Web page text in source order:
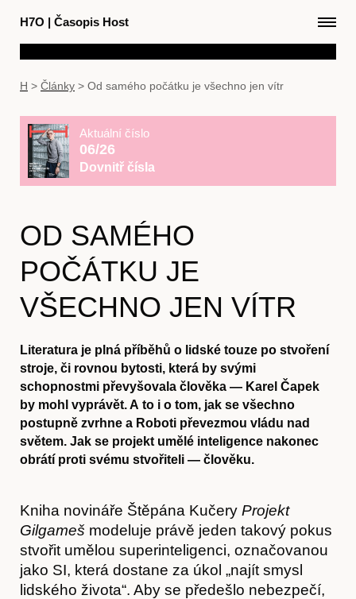
H7O | Časopis Host
H > Články > Od samého počátku je všechno jen vítr
Aktuální číslo
06/26
Dovnitř čísla
OD SAMÉHO
POČÁTKU JE
VŠECHNO JEN VÍTR
Literatura je plná příběhů o lidské touze po stvoření
stroje, či rovnou bytosti, která by svými
schopnostmi převyšovala člověka — Karel Čapek
by mohl vyprávět. A to i o tom, jak se všechno
postupně zvrhne a Roboti převezmou vládu nad
světem. Jak se projekt umělé inteligence nakonec
obrátí proti svému stvořiteli — člověku.
Kniha novináře Štěpána Kučery Projekt
Gilgameš modeluje právě jeden takový pokus
stvořit umělou superinteligenci, označovanou
jako SI, která dostane za úkol „najít smysl
lidského života“. Aby se předešlo nebezpečí,